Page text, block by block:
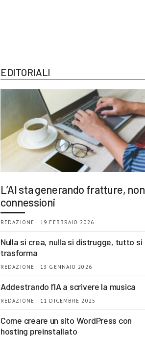
EDITORIALI
L’AI sta generando fratture, non
connessioni
REDAZIONE | 19 FEBBRAIO 2026
Nulla si crea, nulla si distrugge, tutto si
trasforma
REDAZIONE | 13 GENNAIO 2026
Addestrando l’IA a scrivere la musica
REDAZIONE | 11 DICEMBRE 2025
Come creare un sito WordPress con
hosting preinstallato